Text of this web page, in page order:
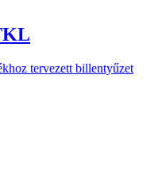
tervezett billentyűzet